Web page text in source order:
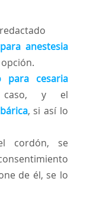
anestesia
para cesaria
y el
, si así lo
cordón, se
de él, se lo